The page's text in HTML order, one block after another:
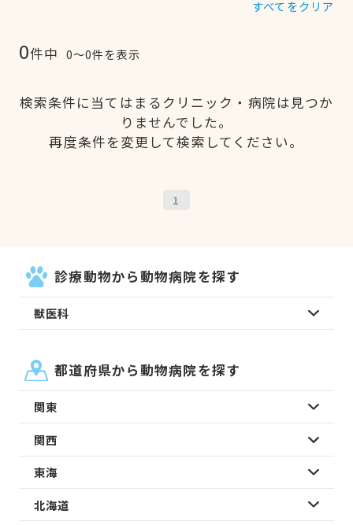
すべてをクリア
0件中 0〜0件を表示
検索条件に当てはまるクリニック・病院は見つか
りませんでした。
再度条件を変更して検索してください。
1
診療動物から動物病院を探す
獣医科
都道府県から動物病院を探す
関東
関西
東海
北海道